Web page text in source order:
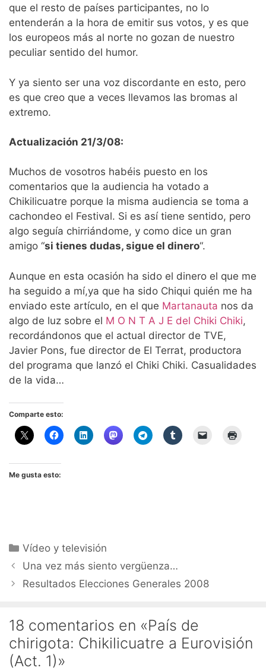
que el resto de países participantes, no lo
entenderán a la hora de emitir sus votos, y es que
los europeos más al norte no gozan de nuestro
peculiar sentido del humor.
Y ya siento ser una voz discordante en esto, pero
es que creo que a veces llevamos las bromas al
extremo.
Actualización 21/3/08:
Muchos de vosotros habéis puesto en los
comentarios que la audiencia ha votado a
Chikilicuatre porque la misma audiencia se toma a
cachondeo el Festival. Si es así tiene sentido, pero
algo seguía chirriándome, y como dice un gran
amigo “si tienes dudas, sigue el dinero“.
Aunque en esta ocasión ha sido el dinero el que me
ha seguido a mí,ya que ha sido Chiqui quién me ha
enviado este artículo, en el que Martanauta nos da
algo de luz sobre el M O N T A J E del Chiki Chiki,
recordándonos que el actual director de TVE,
Javier Pons, fue director de El Terrat, productora
del programa que lanzó el Chiki Chiki. Casualidades
de la vida…
Comparte esto:
Me gusta esto:
Categorías
Vídeo y televisión
Una vez más siento vergüenza…
Resultados Elecciones Generales 2008
18 comentarios en «País de
chirigota: Chikilicuatre a Eurovisión
(Act. 1)»